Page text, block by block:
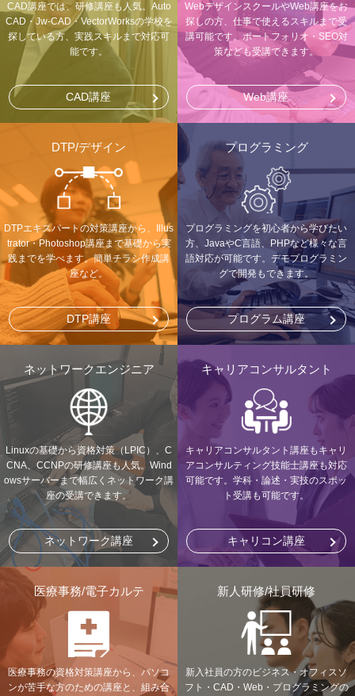
CAD講座では、研修講座も人気。Auto
CAD・Jw-CAD・VectorWorksの学校を
探している方、実践スキルまで対応可
能です。
CAD講座
WebデザインスクールやWeb講座をお
探しの方、仕事で使えるスキルまで受
講可能です。ポートフォリオ・SEO対
策なども受講できます。
Web講座
DTP/デザイン
DTPエキスパートの対策講座から、Illus
trator・Photoshop講座まで基礎から実
践までを学べます。簡単チラシ作成講
座など。
DTP講座
プログラミング
プログラミングを初心者から学びたい
方、JavaやC言語、PHPなど様々な言
語対応が可能です。デモプログラミン
グで開発もできます。
プログラム講座
ネットワークエンジニア
Linuxの基礎から資格対策（LPIC）、C
CNA、CCNPの研修講座も人気。Wind
owsサーバーまで幅広くネットワーク講
座の受講できます。
ネットワーク講座
キャリアコンサルタント
キャリアコンサルタント講座もキャリ
アコンサルティング技能士講座も対応
可能です。学科・論述・実技のスポッ
ト受講も可能です。
キャリコン講座
医療事務/電子カルテ
医療事務の資格対策講座から、パソコ
ンが苦手な方のための講座と、組み合
新人研修/社員研修
新入社員の方のビジネス・オフィスソ
フト・CAD・Web・プログラミングの